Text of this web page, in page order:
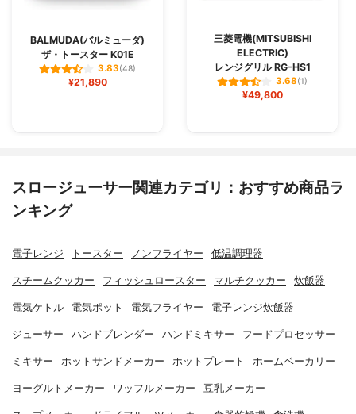
BALMUDA(バルミューダ)
ザ・トースター K01E
3.83(48)
¥21,890
三菱電機(MITSUBISHI
ELECTRIC)
レンジグリル RG-HS1
3.68(1)
¥49,800
スロージューサー関連カテゴリ：おすすめ商品ラ
ンキング
電子レンジ トースター ノンフライヤー 低温調理器
スチームクッカー フィッシュロースター マルチクッカー 炊飯器
電気ケトル 電気ポット 電気フライヤー 電子レンジ炊飯器
ジューサー ハンドブレンダー ハンドミキサー フードプロセッサー
ミキサー ホットサンドメーカー ホットプレート ホームベーカリー
ヨーグルトメーカー ワッフルメーカー 豆乳メーカー